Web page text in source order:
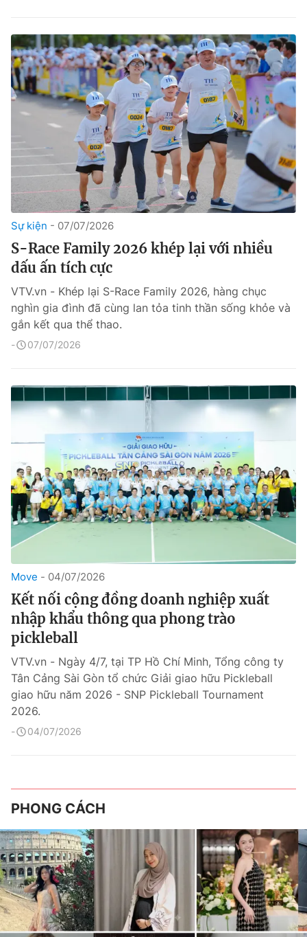
Sự kiện 07/07/2026
S-Race Family 2026 khép lại với nhiều
dấu ấn tích cực
VTV.vn - Khép lại S-Race Family 2026, hàng chục
nghìn gia đình đã cùng lan tỏa tinh thần sống khỏe và
gắn kết qua thể thao.
07/07/2026
Move 04/07/2026
Kết nối cộng đồng doanh nghiệp xuất
nhập khẩu thông qua phong trào
pickleball
VTV.vn - Ngày 4/7, tại TP Hồ Chí Minh, Tổng công ty
Tân Cảng Sài Gòn tổ chức Giải giao hữu Pickleball
giao hữu năm 2026 - SNP Pickleball Tournament
2026.
04/07/2026
PHONG CÁCH